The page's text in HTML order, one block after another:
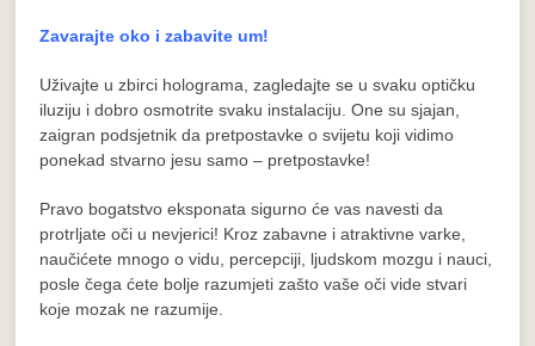
Zavarajte oko i zabavite um!
Uživajte u zbirci holograma, zagledajte se u svaku optičku
iluziju i dobro osmotrite svaku instalaciju. One su sjajan,
zaigran podsjetnik da pretpostavke o svijetu koji vidimo
ponekad stvarno jesu samo – pretpostavke!
Pravo bogatstvo eksponata sigurno će vas navesti da
protrljate oči u nevjerici! Kroz zabavne i atraktivne varke,
naučićete mnogo o vidu, percepciji, ljudskom mozgu i nauci,
posle čega ćete bolje razumjeti zašto vaše oči vide stvari
koje mozak ne razumije.